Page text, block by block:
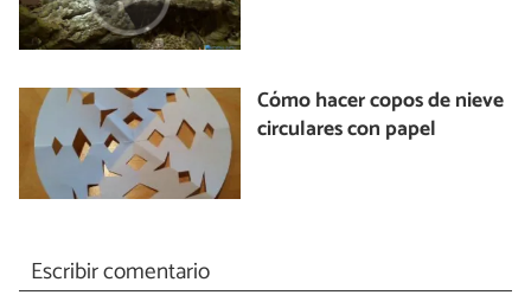
Cómo hacer copos de nieve
circulares con papel
Escribir comentario